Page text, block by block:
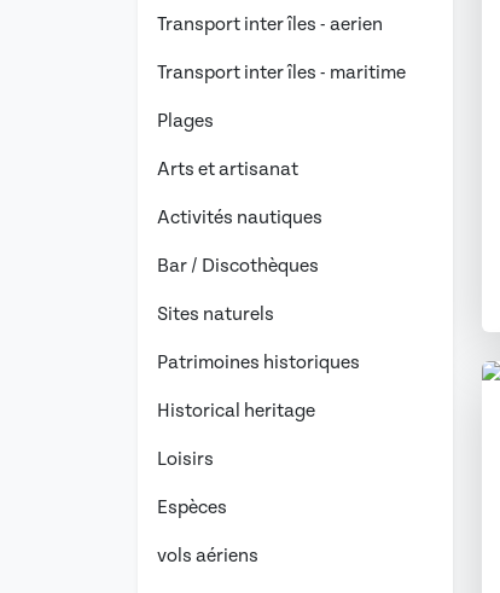
Transport inter îles - aerien
Transport inter îles - maritime
Plages
Arts et artisanat
Activités nautiques
Bar / Discothèques
Sites naturels
Patrimoines historiques
Historical heritage
Loisirs
Espèces
vols aériens